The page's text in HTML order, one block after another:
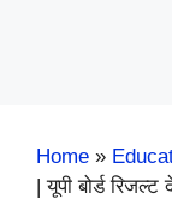
Home »
| यूपी बोर्ड